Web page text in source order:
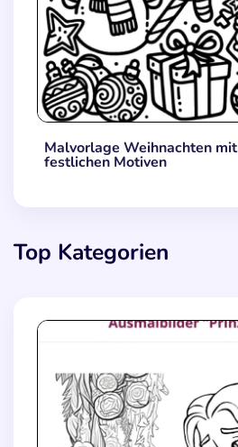
Malvorlage Weihnachten
festlichen Motiven
Top Kategorien